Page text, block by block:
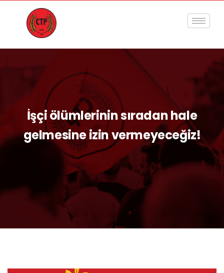
İşçi ölümlerinin sıradan hale
gelmesine izin vermeyeceğiz!